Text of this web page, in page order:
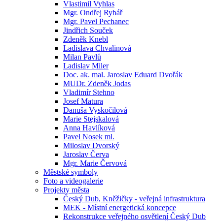
Vlastimil Vyhlas
Mgr. Ondřej Rybář
Mgr. Pavel Pechanec
Jindřich Souček
Zdeněk Knebl
Ladislava Chvalinová
Milan Pavlů
Ladislav Miler
Doc. ak. mal. Jaroslav Eduard Dvořák
MUDr. Zdeněk Jodas
Vladimír Stehno
Josef Matura
Danuša Vyskočilová
Marie Stejskalová
Anna Havlíková
Pavel Nosek ml.
Miloslav Dvorský
Jaroslav Červa
Mgr. Marie Červová
Městské symboly
Foto a videogalerie
Projekty města
Český Dub, Kněžičky - veřejná infrastruktura
MEK - Místní energetická koncepce
Rekonstrukce veřejného osvětlení Český Dub